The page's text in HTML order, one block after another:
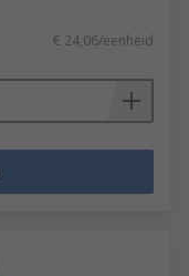
€ 24,06/eenheid